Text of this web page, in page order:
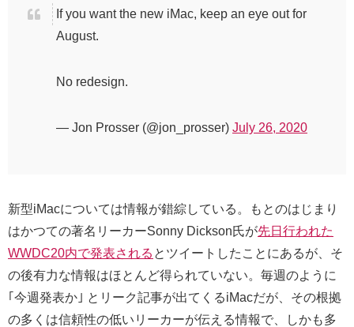
If you want the new iMac, keep an eye out for
August.
No redesign.
— Jon Prosser (@jon_prosser) July 26, 2020
新型iMacについては情報が錯綜している。もとのはじまり
はかつての著名リーカーSonny Dickson氏が先日行われた
WWDC20内で発表される とツイートしたことにあるが、そ
の後有力な情報はほとんど得られていない。毎週のように
｢今週発表か｣ とリーク記事が出てくるiMacだが、その根拠
の多くは信頼性の低いリーカーが伝える情報で、しかも多